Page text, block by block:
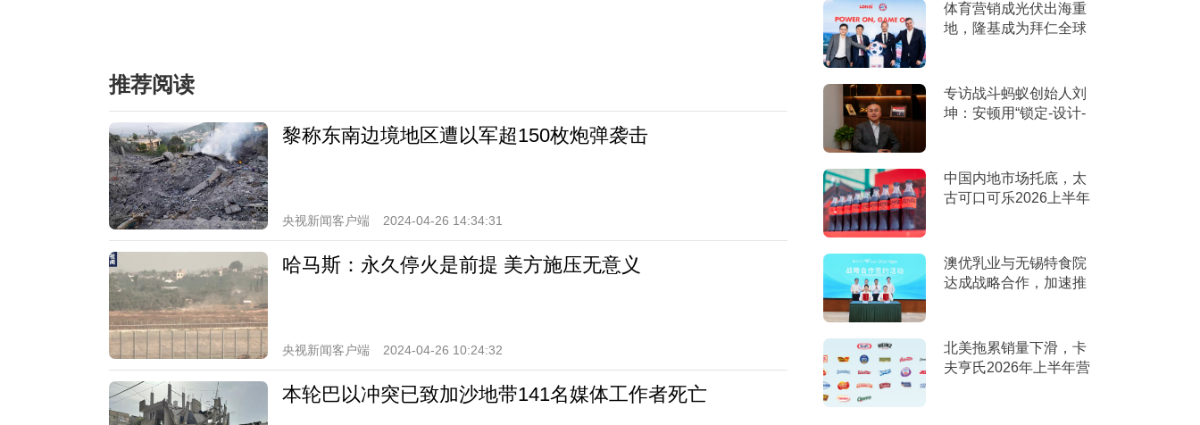
推荐阅读
黎称东南边境地区遭以军超150枚炮弹袭击
央视新闻客户端 2024-04-26 14:34:31
哈马斯：永久停火是前提 美方施压无意义
央视新闻客户端 2024-04-26 10:24:32
本轮巴以冲突已致加沙地带141名媒体工作者死亡
体育营销成光伏出海重
地，隆基成为拜仁全球
专访战斗蚂蚁创始人刘
坤：安顿用“锁定-设计-
中国内地市场托底，太
古可口可乐2026上半年
澳优乳业与无锡特食院
达成战略合作，加速推
北美拖累销量下滑，卡
夫亨氏2026年上半年营